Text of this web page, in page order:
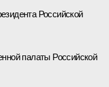
Российской
палаты Российской